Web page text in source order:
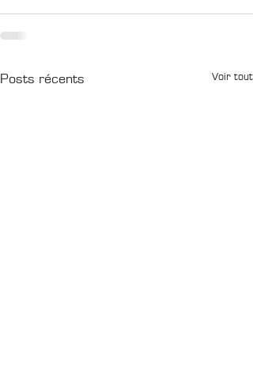
Posts récents Voir tout